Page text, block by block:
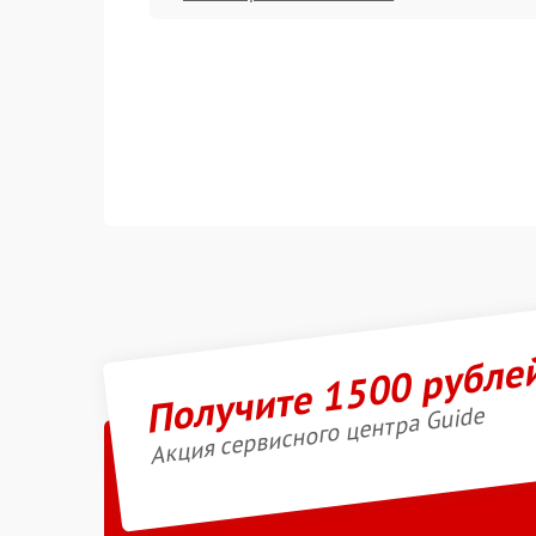
Получите 1500
Акция сервисного центра Guide